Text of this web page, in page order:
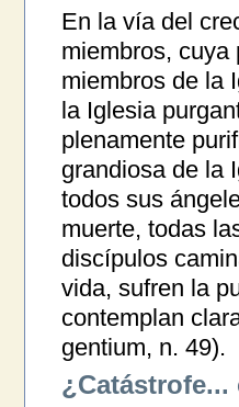
En la vía del
miembros, cuya
miembros de la
la Iglesia
plenamente
grandiosa de la
todos sus
muerte, todas
discípulos
vida, sufren la
contemplan
gentium, n. 49).